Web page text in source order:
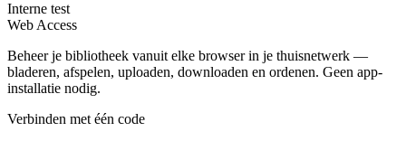
Interne test
Web Access
Beheer je bibliotheek vanuit elke browser in je thuisnetwerk —
bladeren, afspelen, uploaden, downloaden en ordenen. Geen app-
installatie nodig.
Verbinden met één code